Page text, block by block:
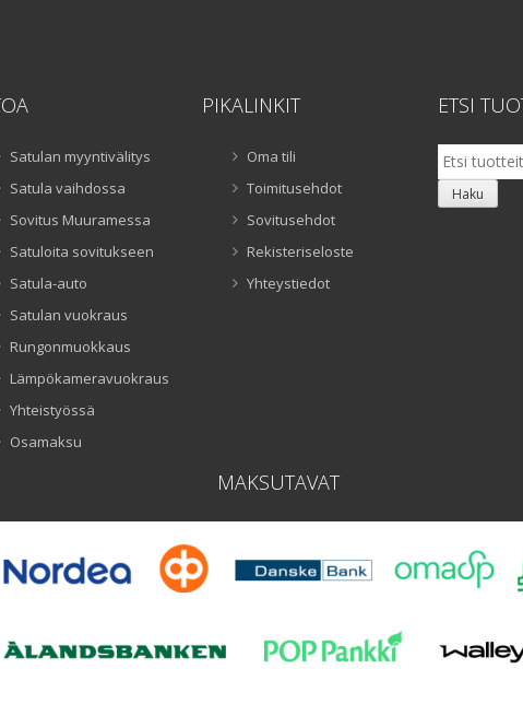
Satulan myyntivälitys
Satula vaihdossa
Sovitus Muuramessa
Satuloita sovitukseen
Satula-auto
Satulan vuokraus
Rungonmuokkaus
Lämpökameravuokraus
Yhteistyössä
Osamaksu
PIKALINKIT
Oma tili
Toimitusehdot
Sovitusehdot
Rekisteriseloste
Yhteystiedot
ETSI
Etsi:
Haku
MAKSUTAVAT